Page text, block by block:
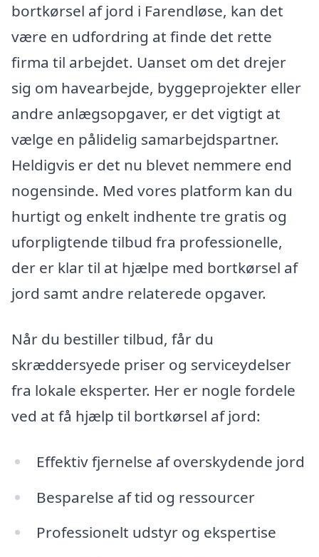
bortkørsel af jord i Farendløse, kan det
være en udfordring at finde det rette
firma til arbejdet. Uanset om det drejer
sig om havearbejde, byggeprojekter eller
andre anlægsopgaver, er det vigtigt at
vælge en pålidelig samarbejdspartner.
Heldigvis er det nu blevet nemmere end
nogensinde. Med vores platform kan du
hurtigt og enkelt indhente tre gratis og
uforpligtende tilbud fra professionelle,
der er klar til at hjælpe med bortkørsel af
jord samt andre relaterede opgaver.
Når du bestiller tilbud, får du
skræddersyede priser og serviceydelser
fra lokale eksperter. Her er nogle fordele
ved at få hjælp til bortkørsel af jord:
Effektiv fjernelse af overskydende jord
Besparelse af tid og ressourcer
Professionelt udstyr og ekspertise